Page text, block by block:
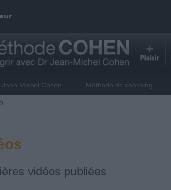
Jean-Michel Cohen Méthode de coaching
vidéos publiées